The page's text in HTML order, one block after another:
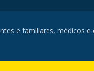
e familiares, médicos e